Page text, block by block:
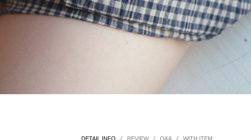
DETAIL INFO / REVIEW/ Q&A/ WITH ITEM